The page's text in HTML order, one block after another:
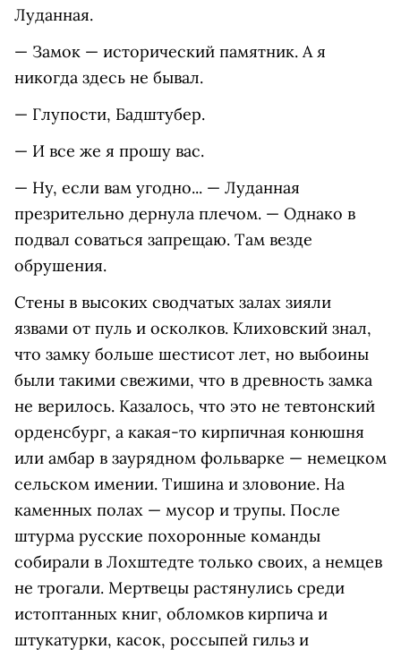
Луданная.
— Замок — исторический памятник. А я
никогда здесь не бывал.
— Глупости, Бадштубер.
— И все же я прошу вас.
— Ну, если вам угодно... — Луданная
презрительно дернула плечом. — Однако в
подвал соваться запрещаю. Там везде
обрушения.
Стены в высоких сводчатых залах зияли
язвами от пуль и осколков. Клиховский знал,
что замку больше шестисот лет, но выбоины
были такими свежими, что в древность замка
не верилось. Казалось, что это не тевтонский
орденсбург, а какая-то кирпичная конюшня
или амбар в заурядном фольварке — немецком
сельском имении. Тишина и зловоние. На
каменных полах — мусор и трупы. После
штурма русские похоронные команды
собирали в Лохштедте только своих, а немцев
не трогали. Мертвецы растянулись среди
истоптанных книг, обломков кирпича и
штукатурки, касок, россыпей гильз и